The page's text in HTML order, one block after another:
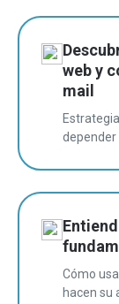
web y
mail
depender
Cómo
hacen su